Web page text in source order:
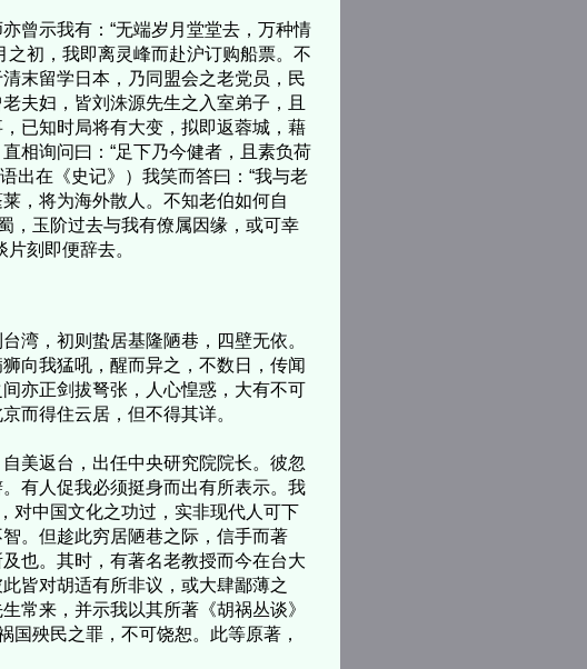
曾示我有：“无端岁月堂堂去，万种情
初，我即离灵峰而赴沪订购船票。不
末留学日本，乃同盟会之老党员，民
夫妇，皆刘洙源先生之入室弟子，且
已知时局将有大变，拟即返蓉城，藉
相询问曰：“足下乃今健者，且素负荷
出在《史记》）我笑而答曰：“我与老
，将为海外散人。不知老伯如何自
，玉阶过去与我有僚属因缘，或可幸
刻即便辞去。
，初则蛰居基隆陋巷，四壁无依。
向我猛吼，醒而异之，不数日，传闻
亦正剑拔弩张，人心惶惑，大有不可
而得住云居，但不得其详。
返台，出任中央研究院院长。彼忽
有人促我必须挺身而出有所表示。我
对中国文化之功过，实非现代人可下
。但趁此穷居陋巷之际，信手而著
也。其时，有著名老教授而今在台大
皆对胡适有所非议，或大肆鄙薄之
常来，并示我以其所著《胡祸丛谈》
国殃民之罪，不可饶恕。此等原著，